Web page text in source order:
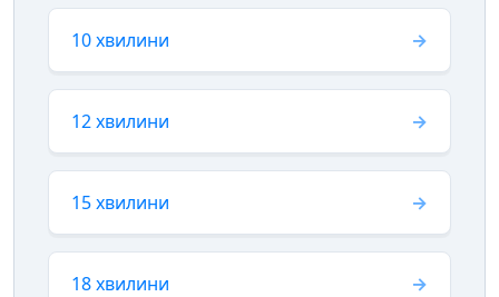
10 хвилини
12 хвилини
15 хвилини
18 хвилини